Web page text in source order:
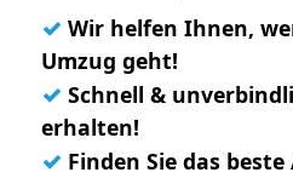
✓ Wir helfen Ihnen,
Umzug geht!
✓ Schnell &
erhalten!
✓ Finden Sie das